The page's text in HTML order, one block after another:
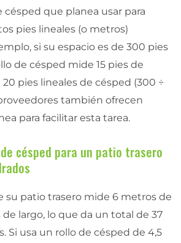
césped que planea usar para
pies lineales (o metros)
si su espacio es de 300 pies
de césped mide 15 pies de
pies lineales de césped (300 ÷
también ofrecen
para facilitar esta tarea.
césped para un patio trasero
su patio trasero mide 6 metros de
largo, lo que da un total de 37
Si usa un rollo de césped de 4,5